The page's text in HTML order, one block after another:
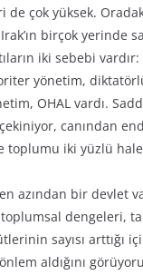
de çok yüksek.
birçok yerinde
iki sebebi vardır:
yönetim,
OHAL vardı.
canından
toplumu iki yüzlü
azından bir devlet
toplumsal dengeleri,
sayısı arttığı
aldığını